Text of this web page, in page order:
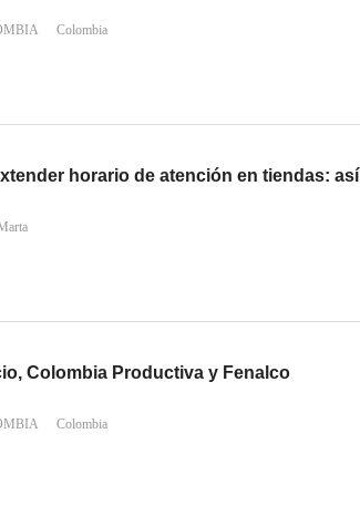
Colombia
horario de atención en tiendas: así
Colombia Productiva y Fenalco
Colombia